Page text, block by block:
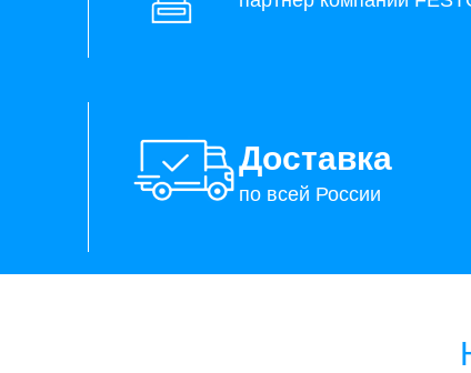
Доставка
по всей России